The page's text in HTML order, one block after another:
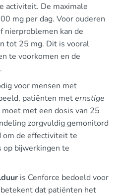
activiteit. De maximale
mg per dag. Voor ouderen
nierproblemen kan de
tot 25 mg. Dit is vooral
te voorkomen en de
voor mensen met
patiënten meternstige
moet met een dosis van 25
zorgvuldig gemonitord
de effectiviteit te
op bijwerkingen te
is Cenforce bedoeld voor
dat patiënten het